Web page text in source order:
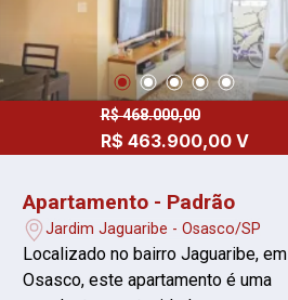
R$ 468.000,00
R$ 463.900,00 V
Apartamento - Padrão
Jardim Jaguaribe - Osasco/SP
Localizado no bairro Jaguaribe, em
Osasco, este apartamento é uma